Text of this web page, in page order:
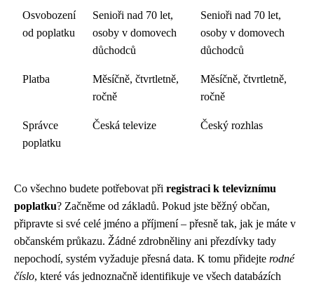
Osvobození
od poplatku
Senioři nad 70 let,
osoby v domovech
důchodců
Senioři nad 70 let,
osoby v domovech
důchodců
Platba
Měsíčně, čtvrtletně,
ročně
Měsíčně, čtvrtletně,
ročně
Správce
poplatku
Česká televize Český rozhlas
Co všechno budete potřebovat při registraci k televiznímu
poplatku? Začněme od základů. Pokud jste běžný občan,
připravte si své celé jméno a příjmení – přesně tak, jak je máte v
občanském průkazu. Žádné zdrobněliny ani přezdívky tady
nepochodí, systém vyžaduje přesná data. K tomu přidejte rodné
číslo, které vás jednoznačně identifikuje ve všech databázích